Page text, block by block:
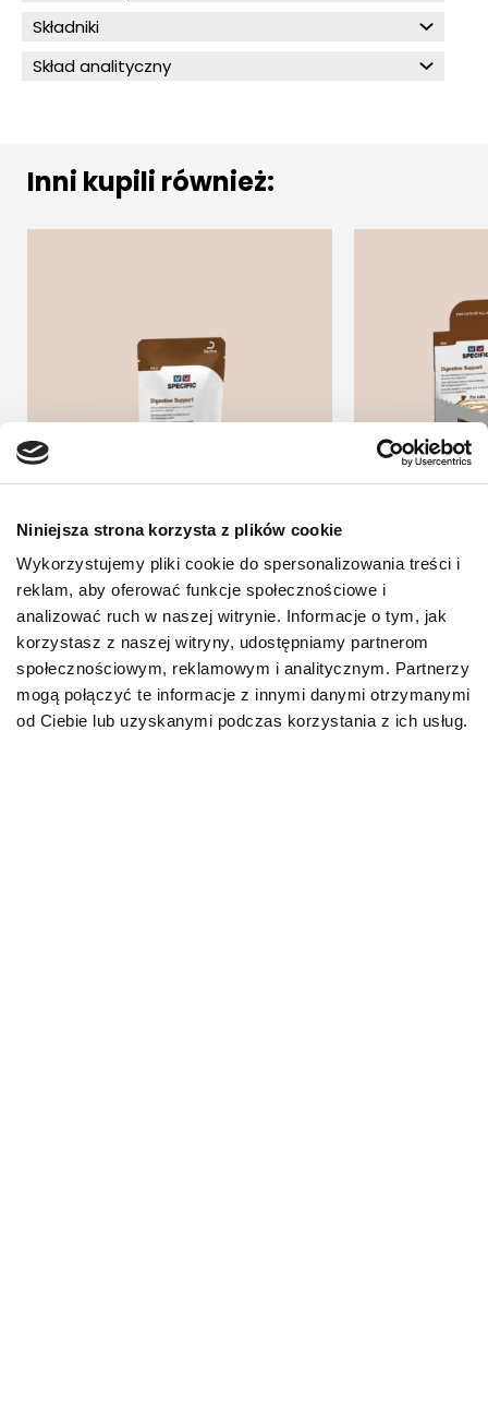
Niniejsza strona korzysta z plików cookie
Wykorzystujemy pliki cookie do spersonalizowania treści i
reklam, aby oferować funkcje społecznościowe i
analizować ruch w naszej witrynie. Informacje o tym, jak
korzystasz z naszej witryny, udostępniamy partnerom
społecznościowym, reklamowym i analitycznym. Partnerzy
mogą połączyć te informacje z innymi danymi otrzymanymi
od Ciebie lub uzyskanymi podczas korzystania z ich usług.
Składniki
Skład analityczny
Inni kupili również:
Digestive Support
SPECIFIC FIW-P 12 X 85
G
SPECIFIC
Karma
kotów